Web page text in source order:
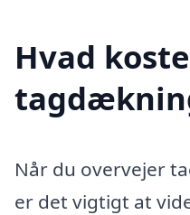
Hvad
Når du overvejer
er det vigtigt at